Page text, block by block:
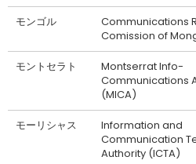
モンゴル
Communications
Comission of
モントセラト
Montserrat Info-
Communications
(MICA)
モーリシャス
Information and
Communication
Authority (ICTA)